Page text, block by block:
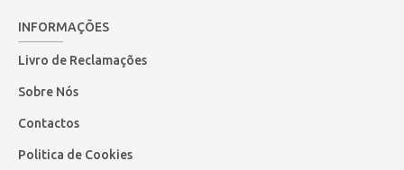
INFORMAÇÕES
Livro de Reclamações
Sobre Nós
Contactos
Politica de Cookies